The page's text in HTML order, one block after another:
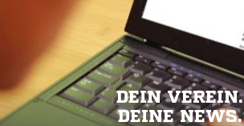
DEIN VEREIN.
DEINE NEWS.